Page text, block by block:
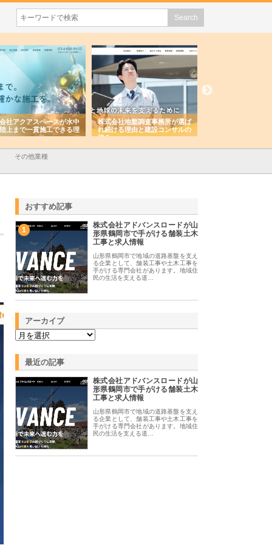
社アクアスペースが水中
上まで一貫施工できる理
株式会社地盤調査事務所が選ば
れ続ける理由と建設コンサルの
強み
その他業種
おすすめ記事
1
株式会社アドバンスロードが山
形県鶴岡市で手がける舗装土木
工事と求人情報
山形県鶴岡市で地域の道路基盤を支え
る企業として、舗装工事や土木工事を
手がける専門会社があります。地域住
民の生活を支える道…
アーカイブ
最近の記事
株式会社アドバンスロードが山
形県鶴岡市で手がける舗装土木
工事と求人情報
山形県鶴岡市で地域の道路基盤を支え
る企業として、舗装工事や土木工事を
手がける専門会社があります。地域住
民の生活を支える道…